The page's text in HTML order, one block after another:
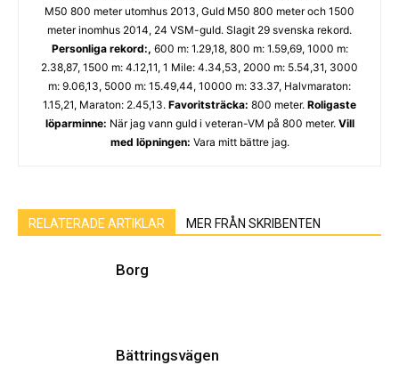
M50 800 meter utomhus 2013, Guld M50 800 meter och 1500
meter inomhus 2014, 24 VSM-guld. Slagit 29 svenska rekord.
Personliga rekord:, 600 m: 1.29,18, 800 m: 1.59,69, 1000 m:
2.38,87, 1500 m: 4.12,11, 1 Mile: 4.34,53, 2000 m: 5.54,31, 3000
m: 9.06,13, 5000 m: 15.49,44, 10000 m: 33.37, Halvmaraton:
1.15,21, Maraton: 2.45,13. Favoritsträcka: 800 meter. Roligaste
löparminne: När jag vann guld i veteran-VM på 800 meter. Vill
med löpningen: Vara mitt bättre jag.
RELATERADE ARTIKLAR MER FRÅN SKRIBENTEN
Borg
Bättringsvägen